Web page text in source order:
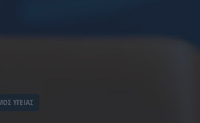
ΥΓΕΙΑΣ